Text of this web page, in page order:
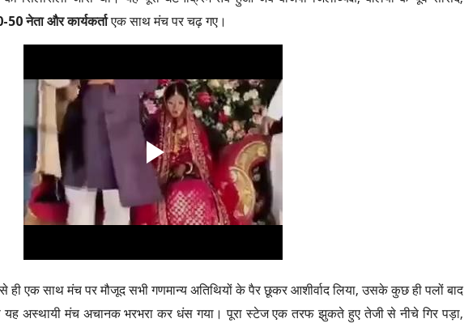
50 नेता और कार्यकर्ताएक साथ मंच पर चढ़ गए।
ही एक साथ मंच पर मौजूद सभी गणमान्य अतिथियों के पैर छूकर आशीर्वाद लिया, उसके कुछ ही पलों बाद
अस्थायी मंच अचानक भरभरा कर धंस गया। पूरा स्टेज एक तरफ झुकते हुए तेजी से नीचे गिर पड़ा,